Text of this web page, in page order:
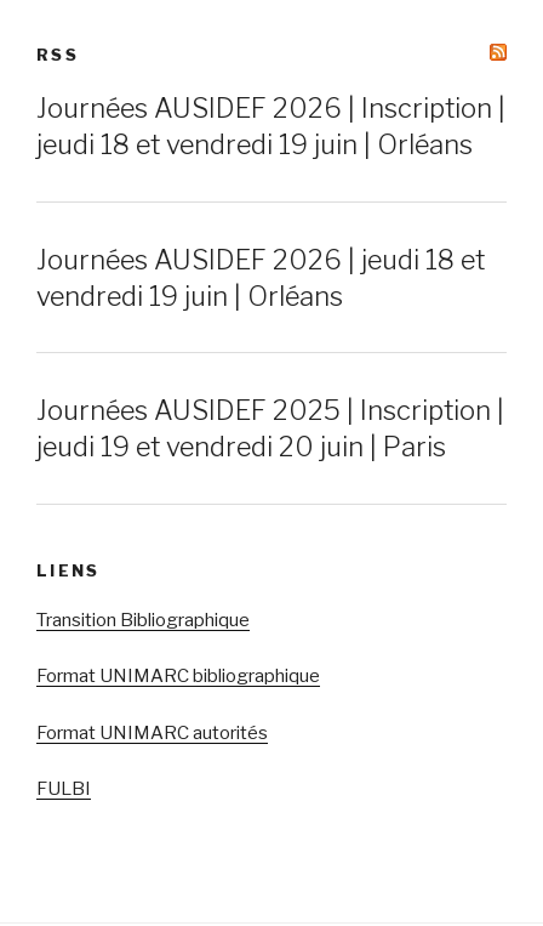
RSS
Journées AUSIDEF 2026 | Inscription |
jeudi 18 et vendredi 19 juin | Orléans
Journées AUSIDEF 2026 | jeudi 18 et
vendredi 19 juin | Orléans
Journées AUSIDEF 2025 | Inscription |
jeudi 19 et vendredi 20 juin | Paris
LIENS
Transition Bibliographique
Format UNIMARC bibliographique
Format UNIMARC autorités
FULBI